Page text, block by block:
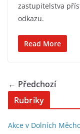
zastupitelstva
odkazu.
Read More
← Předchozí
Rubriky
Akce v Dolních